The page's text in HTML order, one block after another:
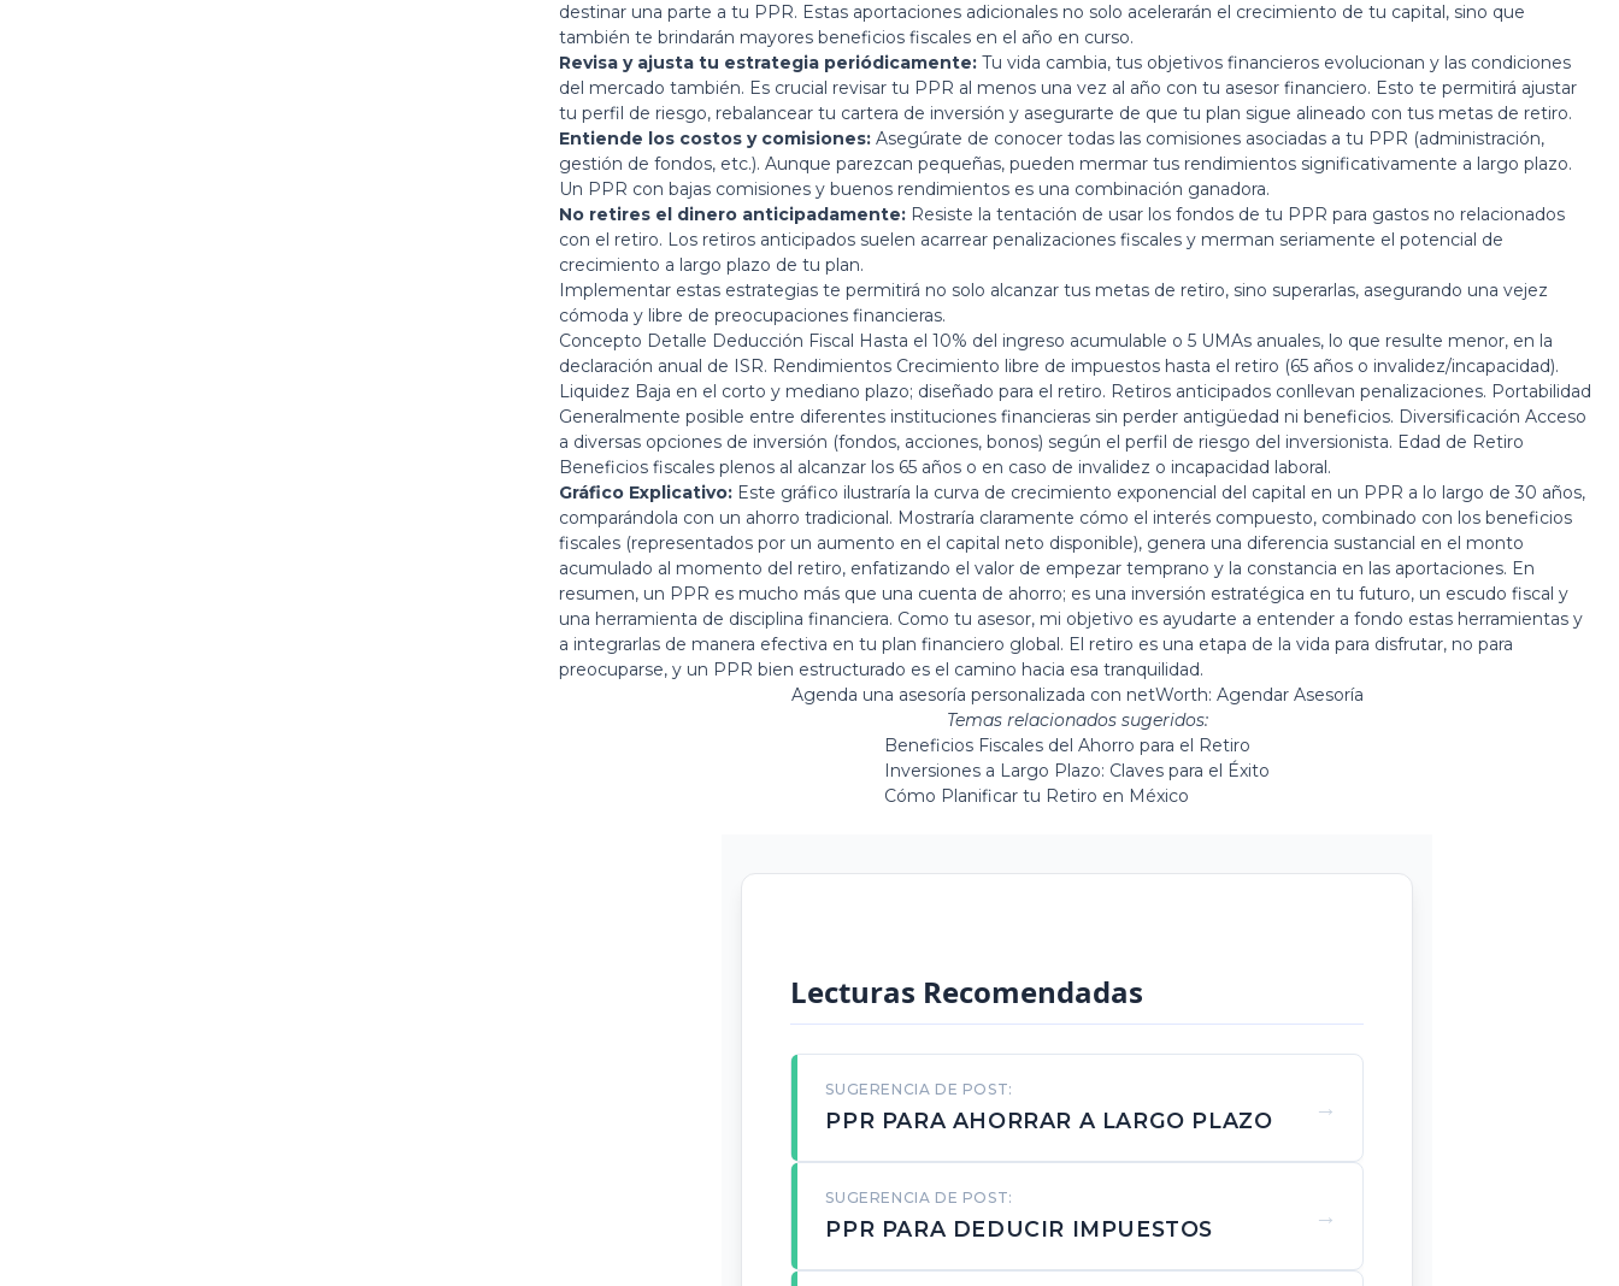
destinar una parte a tu PPR. Estas aportaciones adicionales no solo acelerarán el crecimiento de tu capital, sino que
también te brindarán mayores beneficios fiscales en el año en curso.
Revisa y ajusta tu estrategia periódicamente: Tu vida cambia, tus objetivos financieros evolucionan y las condiciones
del mercado también. Es crucial revisar tu PPR al menos una vez al año con tu asesor financiero. Esto te permitirá ajustar
tu perfil de riesgo, rebalancear tu cartera de inversión y asegurarte de que tu plan sigue alineado con tus metas de retiro.
Entiende los costos y comisiones: Asegúrate de conocer todas las comisiones asociadas a tu PPR (administración,
gestión de fondos, etc.). Aunque parezcan pequeñas, pueden mermar tus rendimientos significativamente a largo plazo.
Un PPR con bajas comisiones y buenos rendimientos es una combinación ganadora.
No retires el dinero anticipadamente: Resiste la tentación de usar los fondos de tu PPR para gastos no relacionados
con el retiro. Los retiros anticipados suelen acarrear penalizaciones fiscales y merman seriamente el potencial de
crecimiento a largo plazo de tu plan.
Implementar estas estrategias te permitirá no solo alcanzar tus metas de retiro, sino superarlas, asegurando una vejez
cómoda y libre de preocupaciones financieras.
Concepto Detalle Deducción Fiscal Hasta el 10% del ingreso acumulable o 5 UMAs anuales, lo que resulte menor, en la
declaración anual de ISR. Rendimientos Crecimiento libre de impuestos hasta el retiro (65 años o invalidez/incapacidad).
Liquidez Baja en el corto y mediano plazo; diseñado para el retiro. Retiros anticipados conllevan penalizaciones. Portabilidad
Generalmente posible entre diferentes instituciones financieras sin perder antigüedad ni beneficios. Diversificación Acceso
a diversas opciones de inversión (fondos, acciones, bonos) según el perfil de riesgo del inversionista. Edad de Retiro
Beneficios fiscales plenos al alcanzar los 65 años o en caso de invalidez o incapacidad laboral.
Gráfico Explicativo: Este gráfico ilustraría la curva de crecimiento exponencial del capital en un PPR a lo largo de 30 años,
comparándola con un ahorro tradicional. Mostraría claramente cómo el interés compuesto, combinado con los beneficios
fiscales (representados por un aumento en el capital neto disponible), genera una diferencia sustancial en el monto
acumulado al momento del retiro, enfatizando el valor de empezar temprano y la constancia en las aportaciones. En
resumen, un PPR es mucho más que una cuenta de ahorro; es una inversión estratégica en tu futuro, un escudo fiscal y
una herramienta de disciplina financiera. Como tu asesor, mi objetivo es ayudarte a entender a fondo estas herramientas y
a integrarlas de manera efectiva en tu plan financiero global. El retiro es una etapa de la vida para disfrutar, no para
preocuparse, y un PPR bien estructurado es el camino hacia esa tranquilidad.
Agenda una asesoría personalizada con netWorth: Agendar Asesoría
Temas relacionados sugeridos:
Beneficios Fiscales del Ahorro para el Retiro
Inversiones a Largo Plazo: Claves para el Éxito
Cómo Planificar tu Retiro en México
Lecturas Recomendadas
SUGERENCIA DE POST:
PPR PARA AHORRAR A LARGO PLAZO
SUGERENCIA DE POST:
PPR PARA DEDUCIR IMPUESTOS